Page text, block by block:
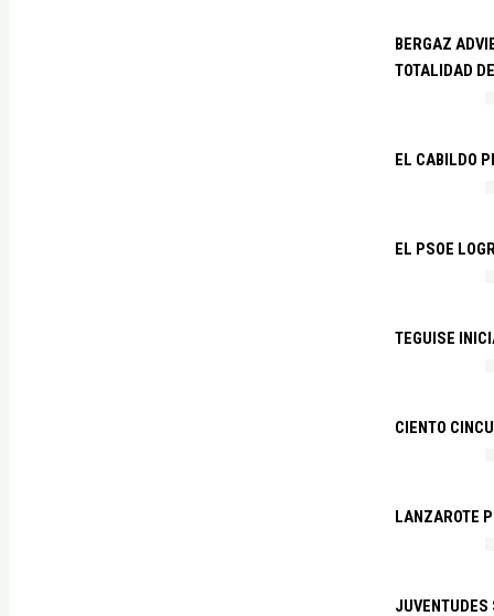
BERGAZ
TOTALIDAD
EL CABILDO
EL PSOE
TEGUISE
CIENTO
LANZAROTE
JUVENTUDES